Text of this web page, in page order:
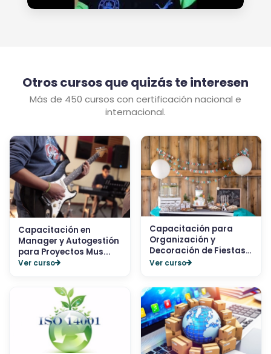
Otros cursos que quizás te interesen
Más de 450 cursos con certificación nacional e
internacional.
Capacitación en
Manager y Autogestión
para Proyectos Mus...
Ver curso
Capacitación para
Organización y
Decoración de Fiestas
...
Ver curso